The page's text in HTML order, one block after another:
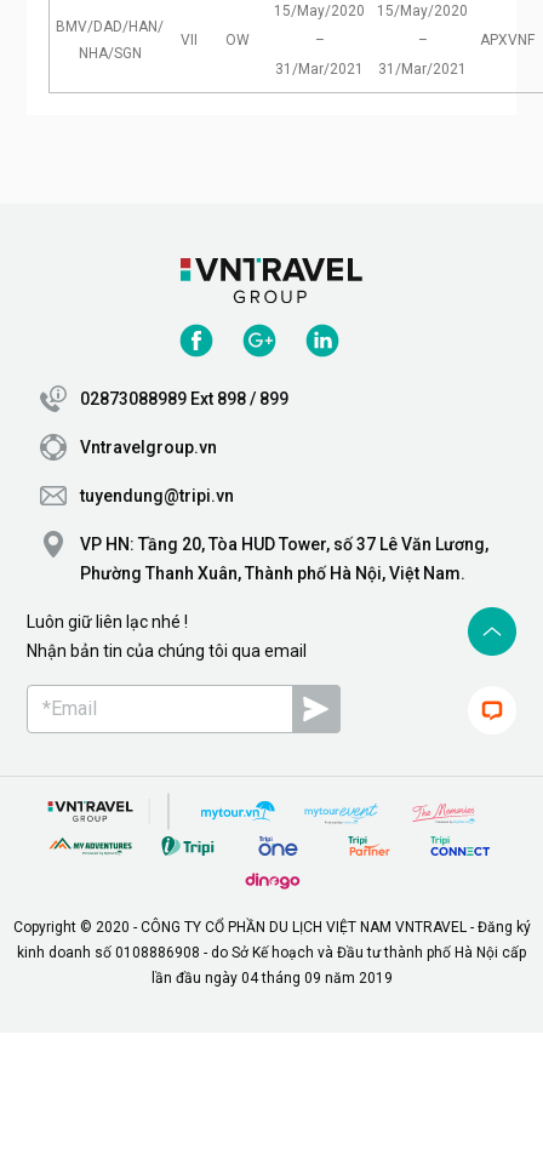
BMV/DAD/HAN/
NHA/SGN
VII OW
15/May/2020
–
31/Mar/2021
15/May/2020
–
31/Mar/2021
APXVNF
02873088989 Ext 898 / 899
Vntravelgroup.vn
tuyendung@tripi.vn
VP HN: Tầng 20, Tòa HUD Tower, số 37 Lê Văn Lương,
Phường Thanh Xuân, Thành phố Hà Nội, Việt Nam.
Luôn giữ liên lạc nhé !
Nhận bản tin của chúng tôi qua email
Copyright © 2020 - CÔNG TY CỔ PHẦN DU LỊCH VIỆT NAM VNTRAVEL - Đăng ký
kinh doanh số 0108886908 - do Sở Kế hoạch và Đầu tư thành phố Hà Nội cấp
lần đầu ngày 04 tháng 09 năm 2019